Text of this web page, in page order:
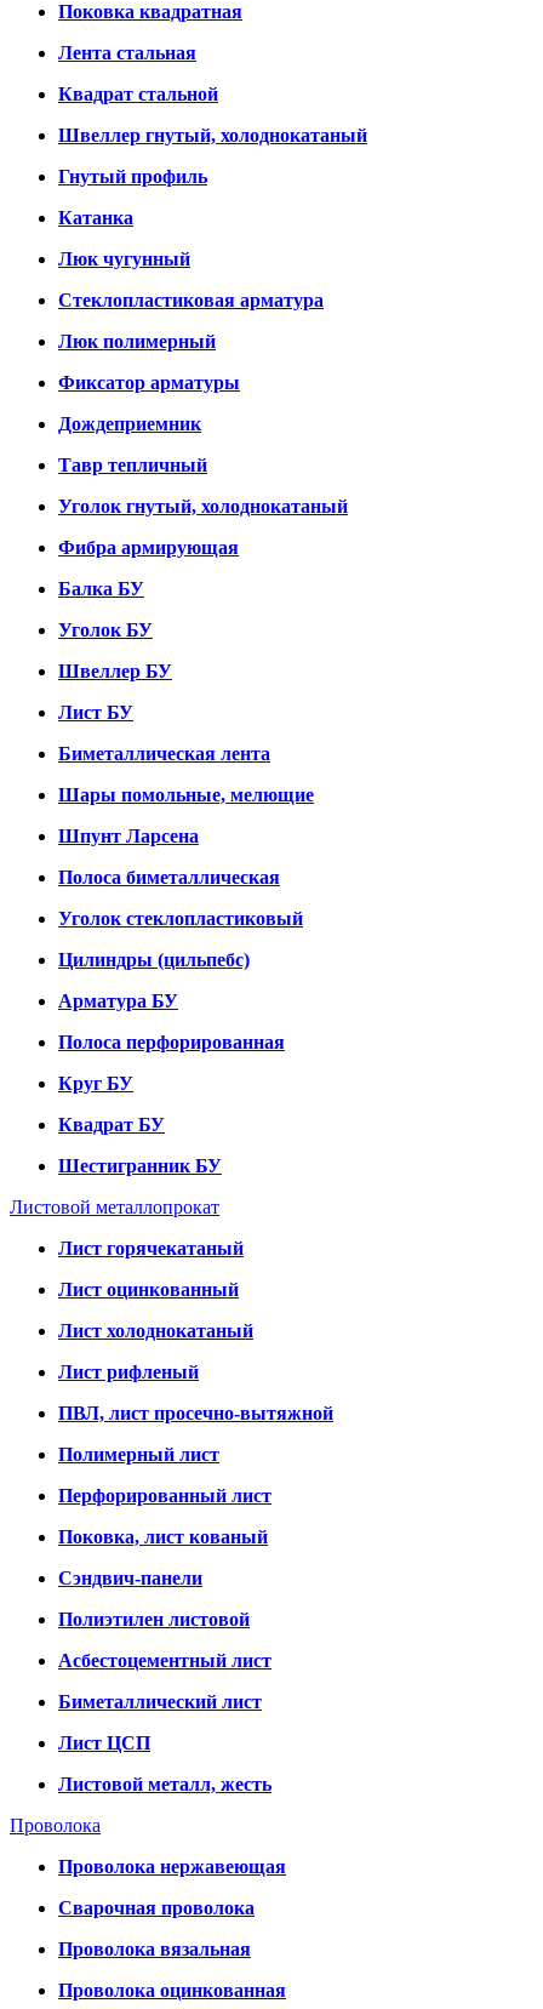
Поковка квадратная
Лента стальная
Квадрат стальной
Швеллер гнутый, холоднокатаный
Гнутый профиль
Катанка
Люк чугунный
Стеклопластиковая арматура
Люк полимерный
Фиксатор арматуры
Дождеприемник
Тавр тепличный
Уголок гнутый, холоднокатаный
Фибра армирующая
Балка БУ
Уголок БУ
Швеллер БУ
Лист БУ
Биметаллическая лента
Шары помольные, мелющие
Шпунт Ларсена
Полоса биметаллическая
Уголок стеклопластиковый
Цилиндры (цильпебс)
Арматура БУ
Полоса перфорированная
Круг БУ
Квадрат БУ
Шестигранник БУ
Листовой металлопрокат
Лист горячекатаный
Лист оцинкованный
Лист холоднокатаный
Лист рифленый
ПВЛ, лист просечно-вытяжной
Полимерный лист
Перфорированный лист
Поковка, лист кованый
Сэндвич-панели
Полиэтилен листовой
Асбестоцементный лист
Биметаллический лист
Лист ЦСП
Листовой металл, жесть
Проволока
Проволока нержавеющая
Сварочная проволока
Проволока вязальная
Проволока оцинкованная